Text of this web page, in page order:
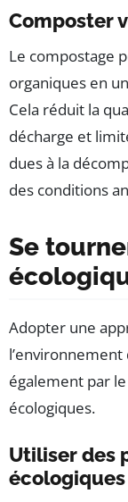
Composter
Le compostage
organiques en
Cela réduit la
décharge et
dues à la
des conditions
Se
Adopter une
également par
écologiques.
Utiliser des
écologiques